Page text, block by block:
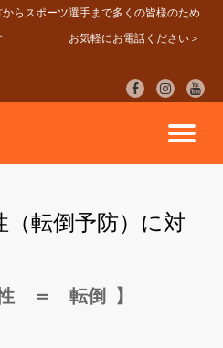
らスポーツ選手まで多くの皆様のため
お気軽にお電話ください＞
fa-
facebook
fa-
instagram
fa-
ナ
ゲ
（転倒予防）に対
性 ＝ 転倒 】